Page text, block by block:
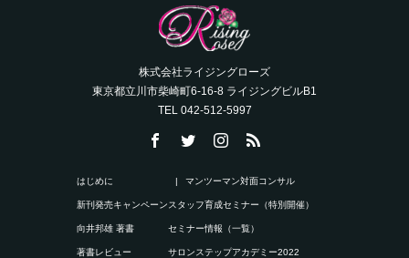
株式会社ライジングローズ
東京都立川市柴崎町6-16-8 ライジングビルB1
TEL 042-512-5997
はじめに
新刊発売キャンペーン
向井邦雄 著書
著書レビュー
マンツーマン対面コンサル
スタッフ育成セミナー（特別開催）
セミナー情報（一覧）
サロンステップアカデミー2022